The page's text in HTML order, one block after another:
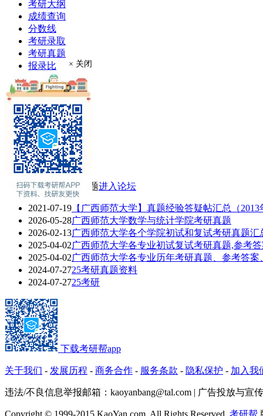
考研大纲
成绩查询
分数线
考研录取
考研真题
报录比
推荐免试
现场确认
在职硕士
考场安排
学费奖助
联系方式
专业介绍
专业课辅导
广西师范大学热门话题进入论坛
2021-07-19 【广西师范大学】真题经验答疑帖汇总（2013
2026-05-28广西师范大学数学与统计学院考研真题
2026-02-13广西师范大学各个学院初试和复试考研真题汇
2025-04-02广西师范大学各专业初试复试考研真题,参考
2025-04-02广西师范大学各专业历年考研真题、参考答案
2024-07-2725考研真题资料
2024-07-2725考研
下载考研帮app
关于我们 - 发展历程 - 商务合作 - 服务条款 - 隐私保护 - 加入我
违法/不良信息举报邮箱：kaoyanbang@tal.com | 广告投放与宣
Copyright © 1999-2015 KaoYan.com, All Rights Reserved. 考研帮
× 关闭